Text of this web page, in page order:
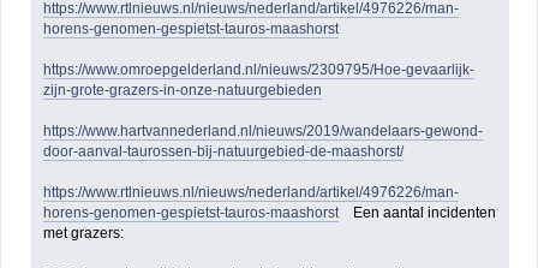
https://www.rtlnieuws.nl/nieuws/nederland/artikel/4976226/man-
horens-genomen-gespietst-tauros-maashorst
https://www.omroepgelderland.nl/nieuws/2309795/Hoe-gevaarlijk-
zijn-grote-grazers-in-onze-natuurgebieden
https://www.hartvannederland.nl/nieuws/2019/wandelaars-gewond-
door-aanval-taurossen-bij-natuurgebied-de-maashorst/
https://www.rtlnieuws.nl/nieuws/nederland/artikel/4976226/man-
horens-genomen-gespietst-tauros-maashorstEen aantal incidenten
met grazers: